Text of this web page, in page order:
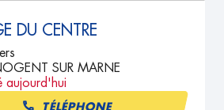
DU CENTRE
SUR MARNE
aujourd'hui
TÉLÉPHONE